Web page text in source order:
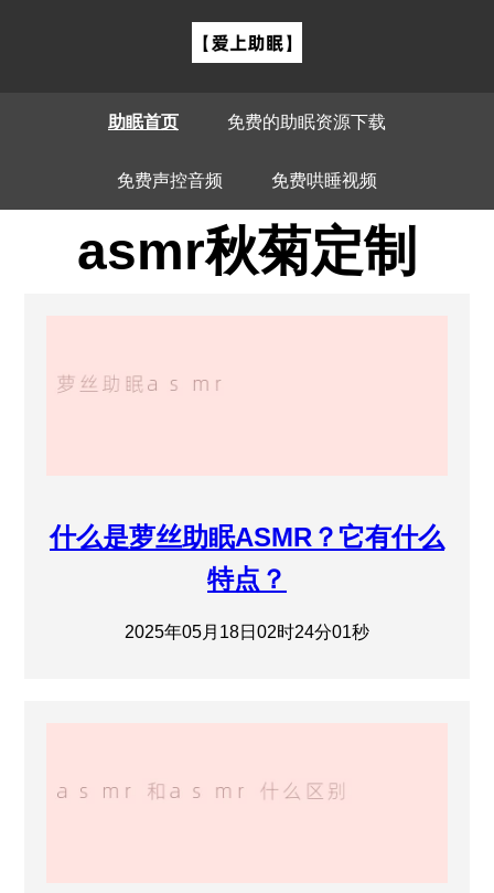
助眠首页 免费的助眠资源下载
免费声控音频 免费哄睡视频
asmr秋菊定制
什么是萝丝助眠ASMR？它有什么
特点？
2025年05月18日02时24分01秒